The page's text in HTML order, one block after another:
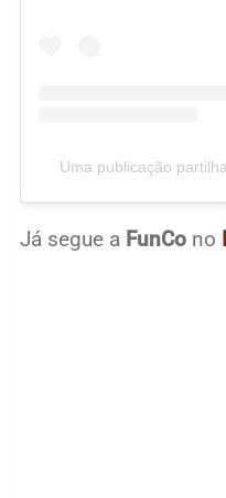
Uma publicação
Já segue a FunCono